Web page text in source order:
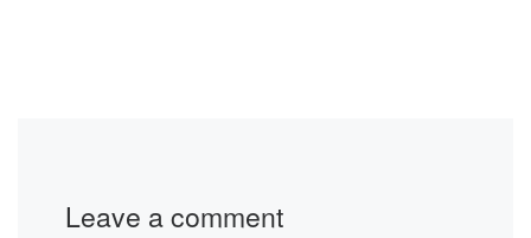
Leave a comment